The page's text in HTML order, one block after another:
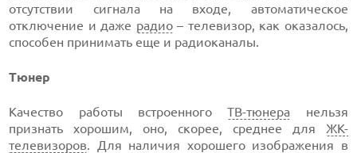
отсутствии сигнала на входе, автоматическое
отключение и даже радио– телевизор, как оказалось,
способен принимать еще и радиоканалы.
Тюнер
Качество работы встроенногоТВ-тюнера нельзя
признать хорошим, оно, скорее, среднее для ЖК-
телевизоров. Для наличия хорошего изображения в